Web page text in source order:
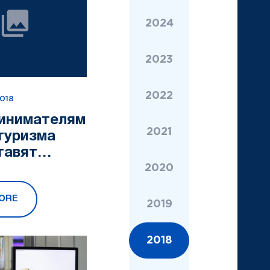
2024
2023
2022
2021
2020
2019
2018